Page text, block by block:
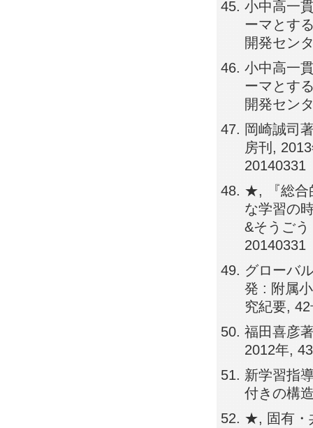
小中高一
ーマとす
開発セン
小中高一
ーマとす
開発セン
岡崎誠司
房刊,
20140331
★, 『総合
な学習の
&そうご
20140331
グローバ
発 : 附属
究紀要,
福田喜彦
2012年,
新学習指
付きの構
★, 固有・